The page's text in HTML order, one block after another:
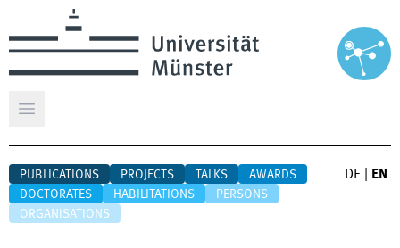
Open main menu
PUBLICATIONS PROJECTS TALKS
AWARDS
DOCTORATES
HABILITATIONS
PERSONS
ORGANISATIONS
DE EN